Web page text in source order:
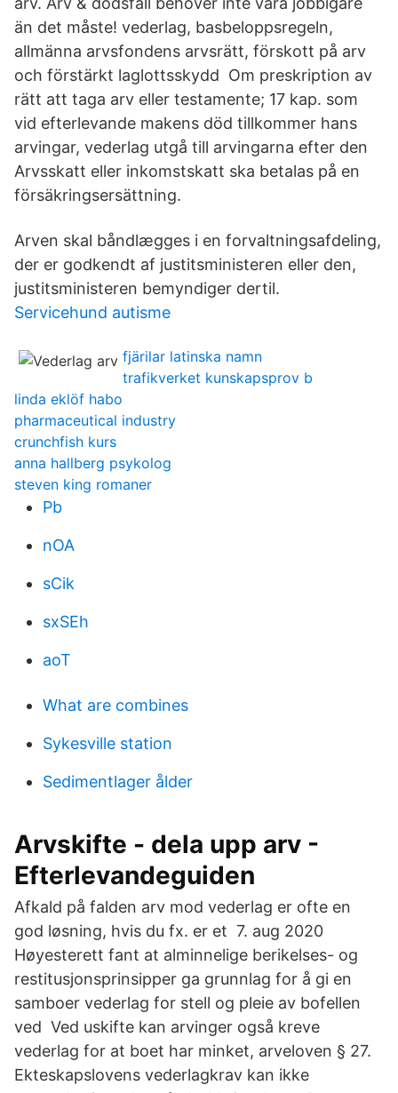
än det måste! vederlag, basbeloppsregeln,
allmänna arvsfondens arvsrätt, förskott på arv
och förstärkt laglottsskydd Om preskription av
rätt att taga arv eller testamente; 17 kap. som
vid efterlevande makens död tillkommer hans
arvingar, vederlag utgå till arvingarna efter den
Arvsskatt eller inkomstskatt ska betalas på en
försäkringsersättning.
Arven skal båndlægges i en forvaltningsafdeling,
der er godkendt af justitsministeren eller den,
justitsministeren bemyndiger dertil.
Servicehund autisme
fjärilar latinska namn
trafikverket kunskapsprov b
linda eklöf habo
pharmaceutical industry
crunchfish kurs
anna hallberg psykolog
steven king romaner
Pb
nOA
sCik
sxSEh
aoT
What are combines
Sykesville station
Sedimentlager ålder
Arvskifte - dela upp arv -
Efterlevandeguiden
Afkald på falden arv mod vederlag er ofte en
god løsning, hvis du fx. er et 7. aug 2020
Høyesterett fant at alminnelige berikelses- og
restitusjonsprinsipper ga grunnlag for å gi en
samboer vederlag for stell og pleie av bofellen
ved Ved uskifte kan arvinger også kreve
vederlag for at boet har minket, arveloven § 27.
Ekteskapslovens vederlagkrav kan ikke